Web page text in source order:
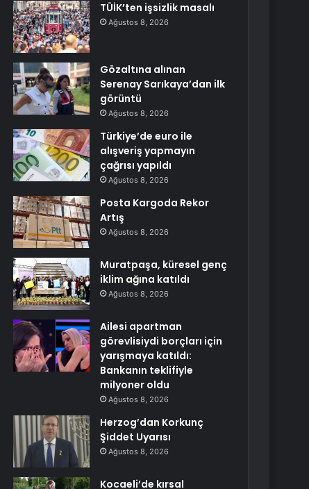
TÜİK’ten işsizlik masalı
Ağustos 8, 2026
Gözaltına alınan
Serenay Sarıkaya’dan ilk
görüntü
Ağustos 8, 2026
Türkiye’de euro ile
alışveriş yapmayın
çağrısı yapıldı
Ağustos 8, 2026
Posta Kargoda Rekor
Artış
Ağustos 8, 2026
Muratpaşa, küresel genç
iklim ağına katıldı
Ağustos 8, 2026
Ailesi apartman
görevlisiydi borçları için
yarışmaya katıldı:
Bankanın teklifiyle
milyoner oldu
Ağustos 8, 2026
Herzog’dan Korkunç
Şiddet Uyarısı
Ağustos 8, 2026
Kocaeli’de kırsal